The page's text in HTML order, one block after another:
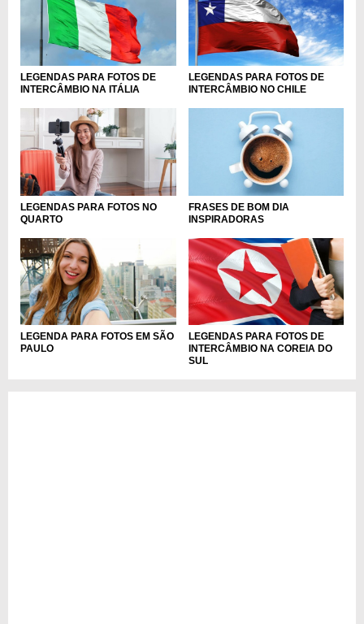
LEGENDAS PARA FOTOS DE
INTERCÂMBIO NA ITÁLIA
LEGENDAS PARA FOTOS DE
INTERCÂMBIO NO CHILE
LEGENDAS PARA FOTOS NO
QUARTO
FRASES DE BOM DIA
INSPIRADORAS
LEGENDA PARA FOTOS EM SÃO
PAULO
LEGENDAS PARA FOTOS DE
INTERCÂMBIO NA COREIA DO
SUL